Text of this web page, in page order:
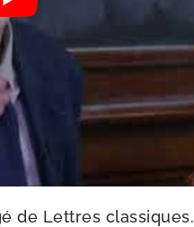
de Lettres classiques.